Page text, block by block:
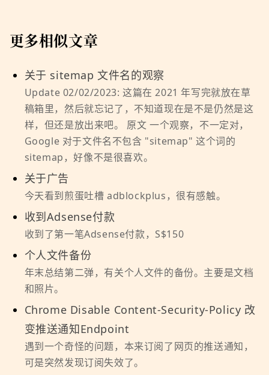
更多相似文章
关于 sitemap 文件名的观察
Update 02/02/2023: 这篇在 2021 年写完就放在草
稿箱里，然后就忘记了，不知道现在是不是仍然是这
样，但还是放出来吧。 原文 一个观察，不一定对，
Google 对于文件名不包含 "sitemap" 这个词的
sitemap，好像不是很喜欢。
关于广告
今天看到煎蛋吐槽 adblockplus，很有感触。
收到Adsense付款
收到了第一笔Adsense付款，S$150
个人文件备份
年末总结第二弹，有关个人文件的备份。主要是文档
和照片。
Chrome Disable Content-Security-Policy 改
变推送通知Endpoint
遇到一个奇怪的问题，本来订阅了网页的推送通知，
可是突然发现订阅失效了。